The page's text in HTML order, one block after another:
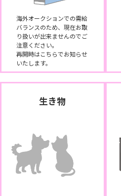
海外オークションでの需給
バランスのため、現在お取
り扱いが出来ませんのでご
注意ください。
再開時はこちらでお知らせ
いたします。
生き物